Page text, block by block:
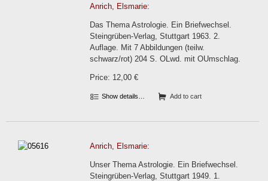
Anrich, Elsmarie:
Das Thema Astrologie. Ein Briefwechsel.
Steingrüben-Verlag, Stuttgart 1963. 2.
Auflage. Mit 7 Abbildungen (teilw.
schwarz/rot) 204 S. OLwd. mit OUmschlag.
Price: 12,00 €
Show details… Add to cart
Anrich, Elsmarie:
Unser Thema Astrologie. Ein Briefwechsel.
Steingrüben-Verlag, Stuttgart 1949. 1.